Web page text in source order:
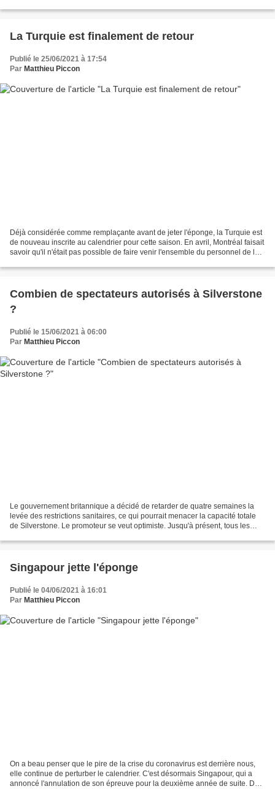
La Turquie est finalement de retour
Publié le 25/06/2021 à 17:54
Par Matthieu Piccon
Déjà considérée comme remplaçante avant de jeter l'éponge, la Turquie est
de nouveau inscrite au calendrier pour cette saison. En avril, Montréal faisait
savoir qu'il n'était pas possible de faire venir l'ensemble du personnel de la
Combien de spectateurs autorisés à Silverstone
?
Publié le 15/06/2021 à 06:00
Par Matthieu Piccon
Le gouvernement britannique a décidé de retarder de quatre semaines la
levée des restrictions sanitaires, ce qui pourrait menacer la capacité totale
de Silverstone. Le promoteur se veut optimiste. Jusqu'à présent, tous les
Singapour jette l'éponge
Publié le 04/06/2021 à 16:01
Par Matthieu Piccon
On a beau penser que le pire de la crise du coronavirus est derrière nous,
elle continue de perturber le calendrier. C'est désormais Singapour, qui a
annoncé l'annulation de son épreuve pour la deuxième année de suite. Des